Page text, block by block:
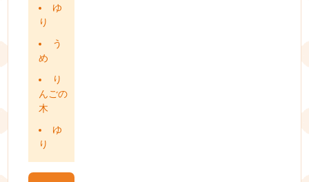
ゆ
り
う
め
り
んごの
木
ゆ
り